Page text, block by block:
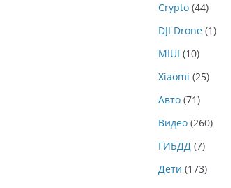
Crypto (44)
DJI Drone (1)
MIUI (10)
Xiaomi (25)
Авто (71)
Видео (260)
ГИБДД (7)
Дети (173)